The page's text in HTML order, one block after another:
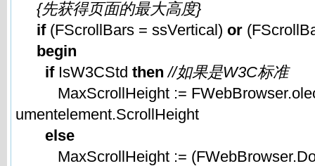
{先获得页面的最大高度}
if(FScrollBars = ssVertical) or
begin
ifIsW3CStd then //如果是W3C标准
MaxScrollHeight :=
umentelement.ScrollHeight
else
MaxScrollHeight :=